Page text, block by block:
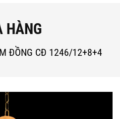
HÀNG
ĐỒNG CĐ 1246/12+8+4